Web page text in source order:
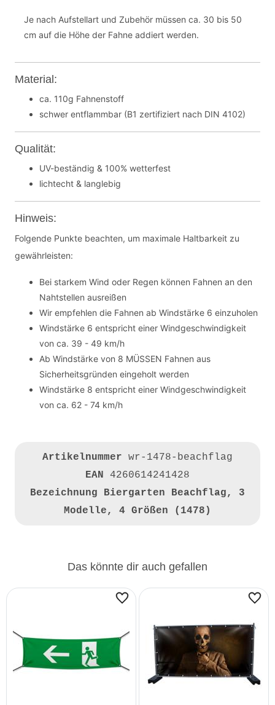
Je nach Aufstellart und Zubehör müssen ca. 30 bis 50
cm auf die Höhe der Fahne addiert werden.
Material:
ca. 110g Fahnenstoff
schwer entflammbar (B1 zertifiziert nach DIN 4102)
Qualität:
UV-beständig & 100% wetterfest
lichtecht & langlebig
Hinweis:
Folgende Punkte beachten, um maximale Haltbarkeit zu
gewährleisten:
Bei starkem Wind oder Regen können Fahnen an den
Nahtstellen ausreißen
Wir empfehlen die Fahnen ab Windstärke 6 einzuholen
Windstärke 6 entspricht einer Windgeschwindigkeit
von ca. 39 - 49 km/h
Ab Windstärke von 8 MÜSSEN Fahnen aus
Sicherheitsgründen eingeholt werden
Windstärke 8 entspricht einer Windgeschwindigkeit
von ca. 62 - 74 km/h
Artikelnummer wr-1478-beachflag
EAN 4260614241428
Bezeichnung Biergarten Beachflag, 3
Modelle, 4 Größen (1478)
Das könnte dir auch gefallen